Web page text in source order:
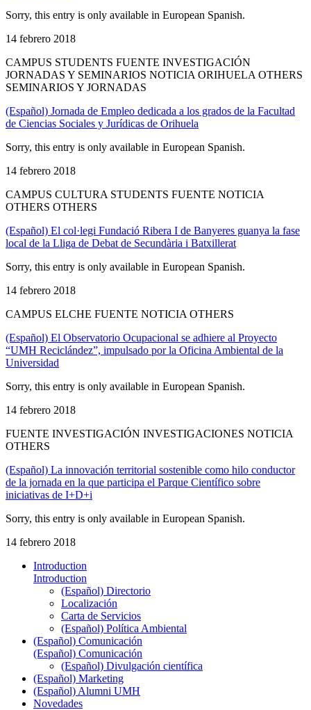
Sorry, this entry is only available in European Spanish.
14 febrero 2018
CAMPUS STUDENTS FUENTE INVESTIGACIÓN
JORNADAS Y SEMINARIOS NOTICIA ORIHUELA OTHERS
SEMINARIOS Y JORNADAS
(Español) Jornada de Empleo dedicada a los grados de la Facultad
de Ciencias Sociales y Jurídicas de Orihuela
Sorry, this entry is only available in European Spanish.
14 febrero 2018
CAMPUS CULTURA STUDENTS FUENTE NOTICIA
OTHERS OTHERS
(Español) El col·legi Fundació Ribera I de Banyeres guanya la fase
local de la Lliga de Debat de Secundària i Batxillerat
Sorry, this entry is only available in European Spanish.
14 febrero 2018
CAMPUS ELCHE FUENTE NOTICIA OTHERS
(Español) El Observatorio Ocupacional se adhiere al Proyecto
“UMH Reciclández”, impulsado por la Oficina Ambiental de la
Universidad
Sorry, this entry is only available in European Spanish.
14 febrero 2018
FUENTE INVESTIGACIÓN INVESTIGACIONES NOTICIA
OTHERS
(Español) La innovación territorial sostenible como hilo conductor
de la jornada en la que participa el Parque Científico sobre
iniciativas de I+D+i
Sorry, this entry is only available in European Spanish.
14 febrero 2018
Introduction
Introduction
(Español) Directorio
Localización
Carta de Servicios
(Español) Política Ambiental
(Español) Comunicación
(Español) Comunicación
(Español) Divulgación científica
(Español) Marketing
(Español) Alumni UMH
Novedades